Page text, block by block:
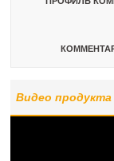
Видео продукта